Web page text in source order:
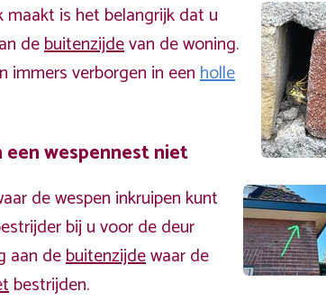
is het belangrijk dat u
debuitenzijdevan de woning.
immers verborgen in eenholle
wespennest niet
de wespen inkruipen kunt
bij u voor de deur
aan debuitenzijdewaar de
bestrijden.